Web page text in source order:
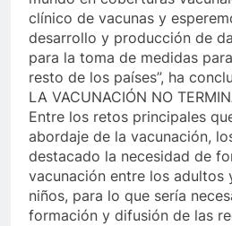
clínico de vacunas y
desarrollo y producción de
para la toma de medidas
resto de los países”, ha
LA VACUNACIÓN NO
Entre los retos principales
abordaje de la vacunación,
destacado la necesidad de
vacunación entre los adultos
niños, para lo que sería
formación y difusión de las